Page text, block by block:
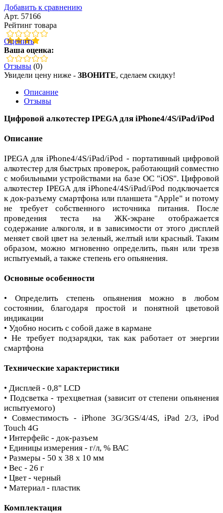
Добавить к сравнению
Арт. 57166
Рейтинг товара
Оценить
Ваша оценка:
Отзывы (0)
Увидели цену ниже - ЗВОНИТЕ, сделаем скидку!
Описание
Отзывы
Цифровой алкотестер IPEGA для iPhone4/4S/iPad/iPod
Описание
IPEGA для iPhone4/4S/iPad/iPod - портативный цифровой
алкотестер для быстрых проверок, работающий совместно
с мобильными устройствами на базе ОС "iOS". Цифровой
алкотестер IPEGA для iPhone4/4S/iPad/iPod подключается
к док-разъему смартфона или планшета "Apple" и потому
не требует собственного источника питания. После
проведения теста на ЖК-экране отображается
содержание алкоголя, и в зависимости от этого дисплей
меняет свой цвет на зеленый, желтый или красный. Таким
образом, можно мгновенно определить, пьян или трезв
испытуемый, а также степень его опьянения.
Основные особенности
• Определить степень опьянения можно в любом
состоянии, благодаря простой и понятной цветовой
индикации
• Удобно носить с собой даже в кармане
• Не требует подзарядки, так как работает от энергии
смартфона
Технические характеристики
• Дисплей - 0,8" LCD
• Подсветка - трехцветная (зависит от степени опьянения
испытуемого)
• Совместимость - iPhone 3G/3GS/4/4S, iPad 2/3, iPod
Touch 4G
• Интерфейс - док-разъем
• Единицы измерения - г/л, % ВАС
• Размеры - 50 х 38 х 10 мм
• Вес - 26 г
• Цвет - черный
• Материал - пластик
Комплектация